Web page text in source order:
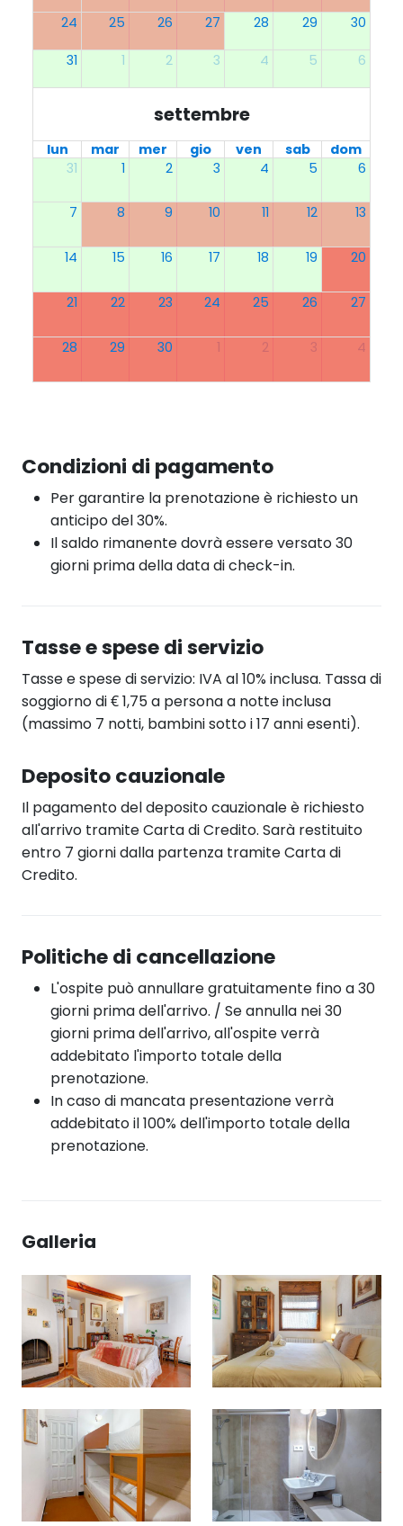
24 25 26 27 28 29 30
31 1 2 3 4 5 6
settembre
lun mar mer gio ven sab
dom
31
1 2 3 4 5 6
7 8 9 10 11 12 13
14 15 16 17 18 19 20
21 22 23 24 25 26 27
28 29 30 1 2 3 4
Condizioni di pagamento
Per garantire la prenotazione è richiesto un
anticipo del 30%.
Il saldo rimanente dovrà essere versato 30
giorni prima della data di check-in.
Tasse e spese di servizio
Tasse e spese di servizio: IVA al 10% inclusa. Tassa di
soggiorno di € 1,75 a persona a notte inclusa
(massimo 7 notti, bambini sotto i 17 anni esenti).
Deposito cauzionale
Il pagamento del deposito cauzionale è richiesto
all'arrivo tramite Carta di Credito. Sarà restituito
entro 7 giorni dalla partenza tramite Carta di
Credito.
Politiche di cancellazione
L'ospite può annullare gratuitamente fino a 30
giorni prima dell'arrivo. / Se annulla nei 30
giorni prima dell'arrivo, all'ospite verrà
addebitato l'importo totale della
prenotazione.
In caso di mancata presentazione verrà
addebitato il 100% dell'importo totale della
prenotazione.
Galleria